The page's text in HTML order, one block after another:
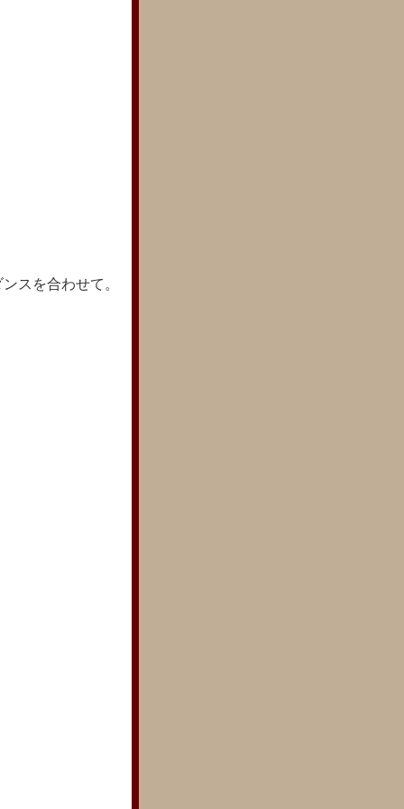
スを合わせて。